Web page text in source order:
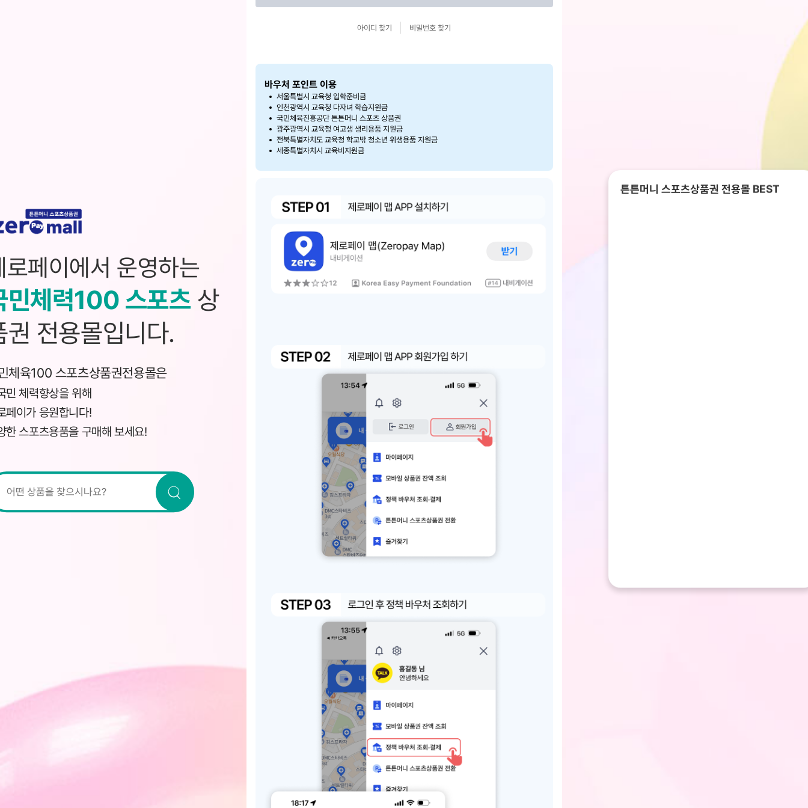
튼튼머니 스포츠상품권 전용몰 BEST
아이디 찾기 비밀번호 찾기
바우처 포인트 이용
서울특별시 교육청 입학준비금
인천광역시 교육청 다자녀 학습지원금
국민체육진흥공단 튼튼머니 스포츠 상품권
광주광역시 교육청 여고생 생리용품 지원금
전북특별자치도 교육청 학교밖 청소년 위생용품 지원금
세종특별자치시 교육비지원금
로페이에서 운영하는
민체력100 스포츠 상
권 전용몰입니다.
체육100 스포츠상품권전용몰은
민 체력향상을 위해
페이가 응원합니다!
한 스포츠용품을 구매해 보세요!